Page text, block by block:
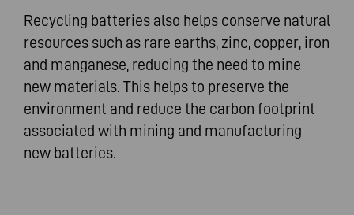
Recycling batteries also helps conserve natural
resources such as rare earths, zinc, copper, iron
and manganese, reducing the need to mine
new materials. This helps to preserve the
environment and reduce the carbon footprint
associated with mining and manufacturing
new batteries.